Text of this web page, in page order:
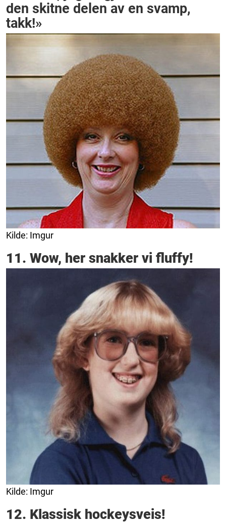
den skitne delen av en svamp,
takk!»
Kilde: Imgur
11. Wow, her snakker vi fluffy!
Kilde: Imgur
12. Klassisk hockeysveis!